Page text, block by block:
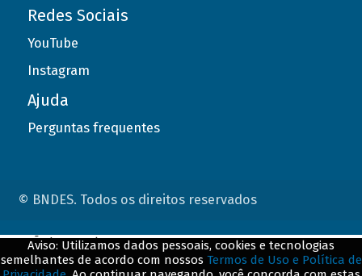
Redes Sociais
YouTube
Instagram
Ajuda
Perguntas frequentes
© BNDES. Todos os direitos reservados
Aviso: Utilizamos dados pessoais, cookies e tecnologias
semelhantes de acordo com nossos Termos de Uso e Política de
ConteÃºdo complementar
${title}${badge}